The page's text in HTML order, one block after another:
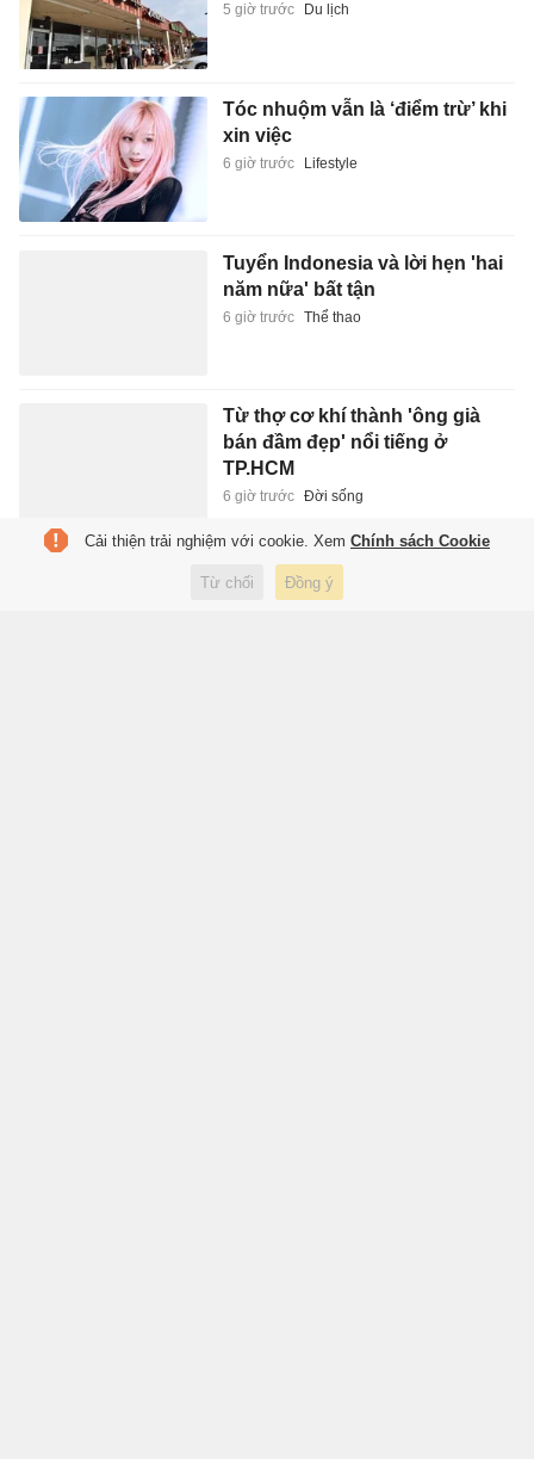
5 giờ trước Du lịch
Tóc nhuộm vẫn là ‘điểm trừ’ khi
xin việc
6 giờ trước Lifestyle
Tuyển Indonesia và lời hẹn 'hai
năm nữa' bất tận
6 giờ trước Thể thao
Từ thợ cơ khí thành 'ông già
bán đầm đẹp' nổi tiếng ở
TP.HCM
6 giờ trước Đời sống
Chèn ép xe trên cao tốc Hà Nội -
Lạng Sơn, tài xế bị phạt 45 triệu
Cải thiện trải nghiệm với cookie. Xem Chính sách Cookie
Từ chối Đồng ý